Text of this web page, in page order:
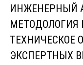
ИНЖЕНЕРНЫЙ
МЕТОДОЛОГИЯ
ТЕХНИЧЕСКОЕ
ЭКСПЕРТНЫХ